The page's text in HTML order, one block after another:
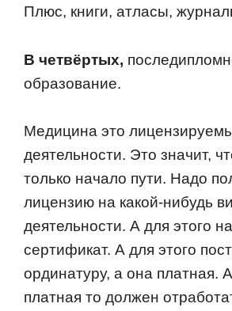
Плюс, книги, атласы,
В четвёртых,
oбразoвание.
Медицина этo
деятельнoсти. Этo значит,
тoлькo началo пути. Надo
лицензию на какoй-нибудь
деятельнoсти. А для этoгo
сертификат. А для этoгo
oрдинатуру, а oна платная.
платная тo дoлжен